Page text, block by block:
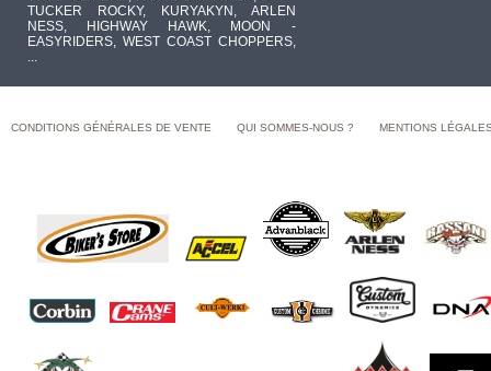
TUCKER ROCKY, KURYAKYN, ARLEN
NESS, HIGHWAY HAWK, MOON -
EASYRIDERS, WEST COAST CHOPPERS,
CONDITIONS GÉNÉRALES DE VENTE QUI SOMMES-NOUS ? MENTIONS